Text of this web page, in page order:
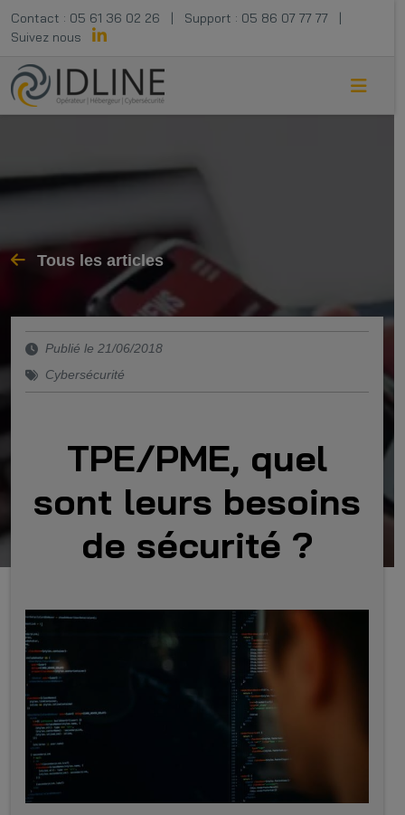
Contact : 05 61 36 02 26 | Support : 05 86 07 77 77
|
Suivez nous
Tous les articles
Publié le 21/06/2018
Cybersécurité
TPE/PME, quel
sont leurs besoins
de sécurité ?